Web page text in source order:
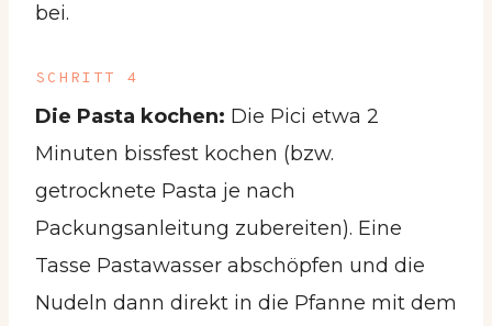
bei.
SCHRITT 4
Die Pasta kochen: Die Pici etwa 2
Minuten bissfest kochen (bzw.
getrocknete Pasta je nach
Packungsanleitung zubereiten). Eine
Tasse Pastawasser abschöpfen und die
Nudeln dann direkt in die Pfanne mit dem